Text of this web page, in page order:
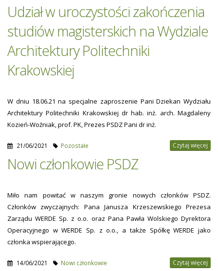
Udział w uroczystości zakończenia
studiów magisterskich na Wydziale
Architektury Politechniki
Krakowskiej
W dniu 18.06.21 na specjalne zaproszenie Pani Dziekan Wydziału
Architektury Politechniki Krakowskiej dr hab. inż. arch. Magdaleny
Kozień-Woźniak, prof. PK, Prezes PSDZ Pani dr inż.
21/06/2021 Pozostałe Czytaj więcej
Nowi członkowie PSDZ
Miło nam powitać w naszym gronie nowych członków PSDZ.
Członków zwyczajnych: Pana Janusza Krzeszewskiego Prezesa
Zarządu WERDE Sp. z o.o. oraz Pana Pawła Wolskiego Dyrektora
Operacyjnego w WERDE Sp. z o.o., a także Spółkę WERDE jako
członka wspierającego.
14/06/2021 Nowi członkowie Czytaj więcej